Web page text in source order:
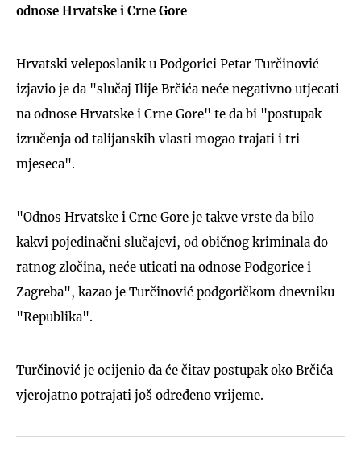
odnose Hrvatske i Crne Gore
Hrvatski veleposlanik u Podgorici Petar Turčinović
izjavio je da "slučaj Ilije Brčića neće negativno utjecati
na odnose Hrvatske i Crne Gore" te da bi "postupak
izručenja od talijanskih vlasti mogao trajati i tri
mjeseca".
"Odnos Hrvatske i Crne Gore je takve vrste da bilo
kakvi pojedinačni slučajevi, od običnog kriminala do
ratnog zločina, neće uticati na odnose Podgorice i
Zagreba", kazao je Turčinović podgoričkom dnevniku
"Republika".
Turčinović je ocijenio da će čitav postupak oko Brčića
vjerojatno potrajati još određeno vrijeme.